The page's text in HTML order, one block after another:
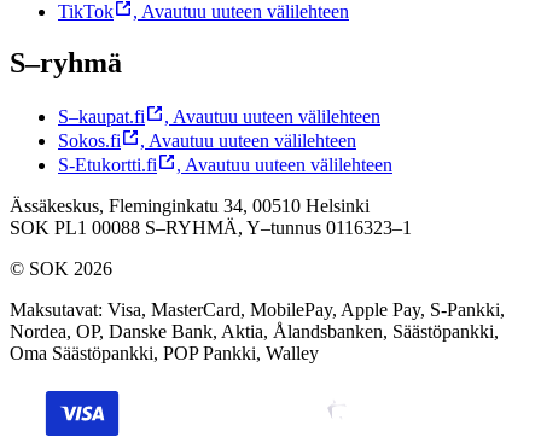
TikTok
, Avautuu uuteen välilehteen
S–ryhmä
S–kaupat.fi , Avautuu uuteen välilehteen
Sokos.fi
, Avautuu uuteen välilehteen
S-Etukortti.fi
, Avautuu uuteen välilehteen
Ässäkeskus, Fleminginkatu 34, 00510 Helsinki
SOK PL1 00088 S–RYHMÄ, Y–tunnus 0116323–1
© SOK 2026
Maksutavat: Visa, MasterCard, MobilePay, Apple Pay, S-Pankki,
Nordea, OP, Danske Bank, Aktia, Ålandsbanken, Säästöpankki,
Oma Säästöpankki, POP Pankki, Walley